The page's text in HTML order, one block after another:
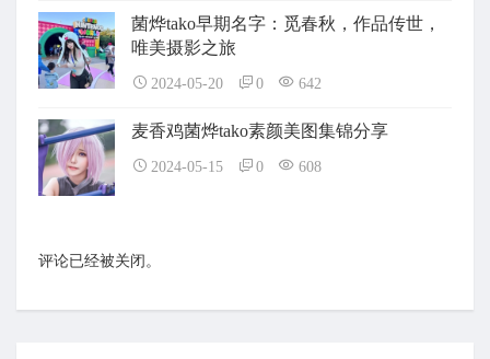
菌烨tako早期名字：觅春秋，作品传世，
唯美摄影之旅
2024-05-20 0 642
麦香鸡菌烨tako素颜美图集锦分享
2024-05-15 0 608
评论已经被关闭。